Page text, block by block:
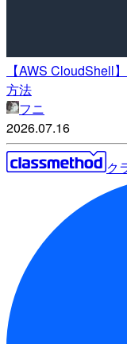
【AWS CloudShell
方法
フニ
2026.07.16
ク